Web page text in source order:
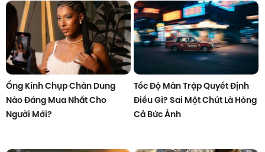
Ống Kính Chụp Chân Dung
Nào Đáng Mua Nhất Cho
Người Mới?
Tốc Độ Màn Trập Quyết Định
Điều Gì? Sai Một Chút Là Hỏng
Cả Bức Ảnh